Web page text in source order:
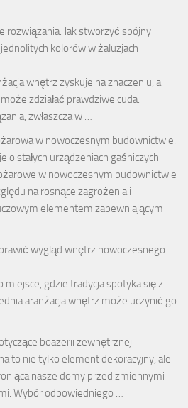
rozwiązania: Jak stworzyć spójny
kolorów w żaluzjach
wnętrz zyskuje na znaczeniu, a
zdziałać prawdziwe cuda.
zwłaszcza w …
w nowoczesnym budownictwie:
o stałych urządzeniach gaśniczych
w nowoczesnym budownictwie
na rosnące zagrożenia i
elementem zapewniającym
wygląd wnętrz nowoczesnego
gdzie tradycja spotyka się z
aranżacja wnętrz może uczynić go
boazerii zewnętrznej
to nie tylko element dekoracyjny, ale
nasze domy przed zmiennymi
Wybór odpowiedniego …